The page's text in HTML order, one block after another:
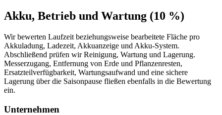
Akku, Betrieb und Wartung (10 %)
Wir bewerten Laufzeit beziehungsweise bearbeitete Fläche pro
Akkuladung, Ladezeit, Akkuanzeige und Akku-System.
Abschließend prüfen wir Reinigung, Wartung und Lagerung.
Messerzugang, Entfernung von Erde und Pflanzenresten,
Ersatzteilverfügbarkeit, Wartungsaufwand und eine sichere
Lagerung über die Saisonpause fließen ebenfalls in die Bewertung
ein.
Unternehmen